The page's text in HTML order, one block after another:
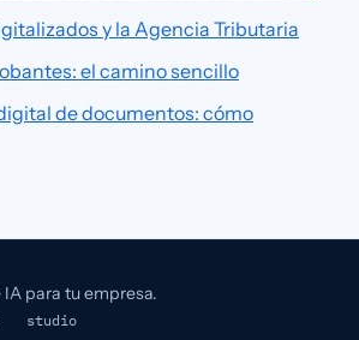
y la Agencia Tributaria
el camino sencillo
de documentos: cómo
para tu empresa.
studio